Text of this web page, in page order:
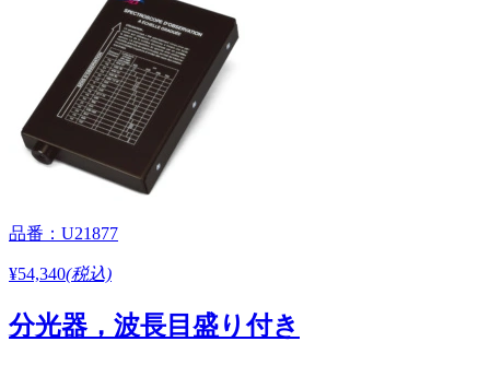
品番：U21877
¥54,340(税込)
分光器，波長目盛り付き